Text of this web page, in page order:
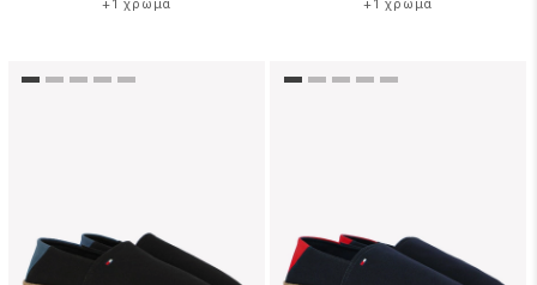
+1 χρώμα
+1 χρώμα